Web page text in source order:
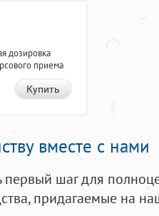
дозировка
приема
Купить
вместе с нами
первый шаг для
придагаемые на